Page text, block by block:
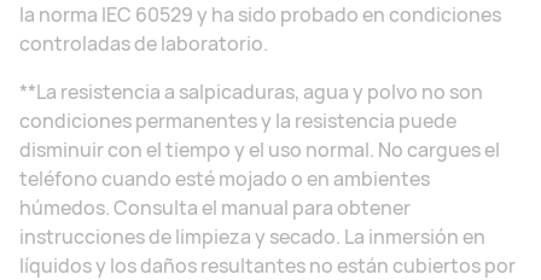
la norma IEC 60529 y ha sido probado en condiciones
controladas de laboratorio.
**La resistencia a salpicaduras, agua y polvo no son
condiciones permanentes y la resistencia puede
disminuir con el tiempo y el uso normal. No cargues el
teléfono cuando esté mojado o en ambientes
húmedos. Consulta el manual para obtener
instrucciones de limpieza y secado. La inmersión en
líquidos y los daños resultantes no están cubiertos por